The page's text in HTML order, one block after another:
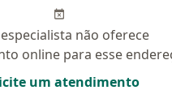
especialista não oferece
online para esse
um atendimento